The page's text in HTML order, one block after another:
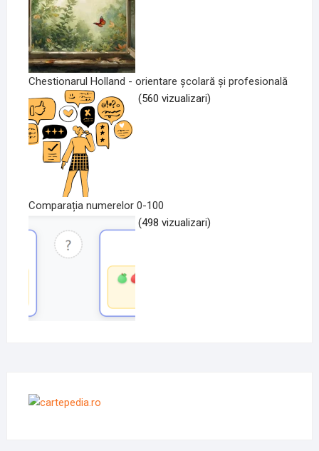
Chestionarul Holland - orientare școlară și profesională
(560 vizualizari)
Comparația numerelor 0-100
(498 vizualizari)